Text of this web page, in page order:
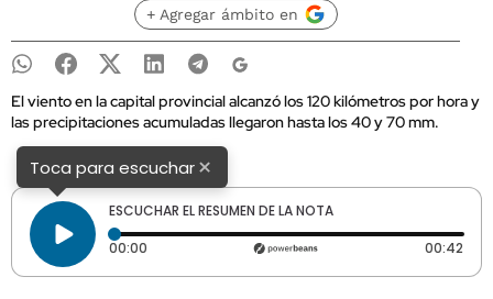
+ Agregar ámbito en
El viento en la capital provincial alcanzó los 120 kilómetros por hora y
las precipitaciones acumuladas llegaron hasta los 40 y 70 mm.
Toca para escuchar×
ESCUCHAR EL RESUMEN DE LA NOTA
00:00 Tiempo transcurrido: 0 segundos 00:42